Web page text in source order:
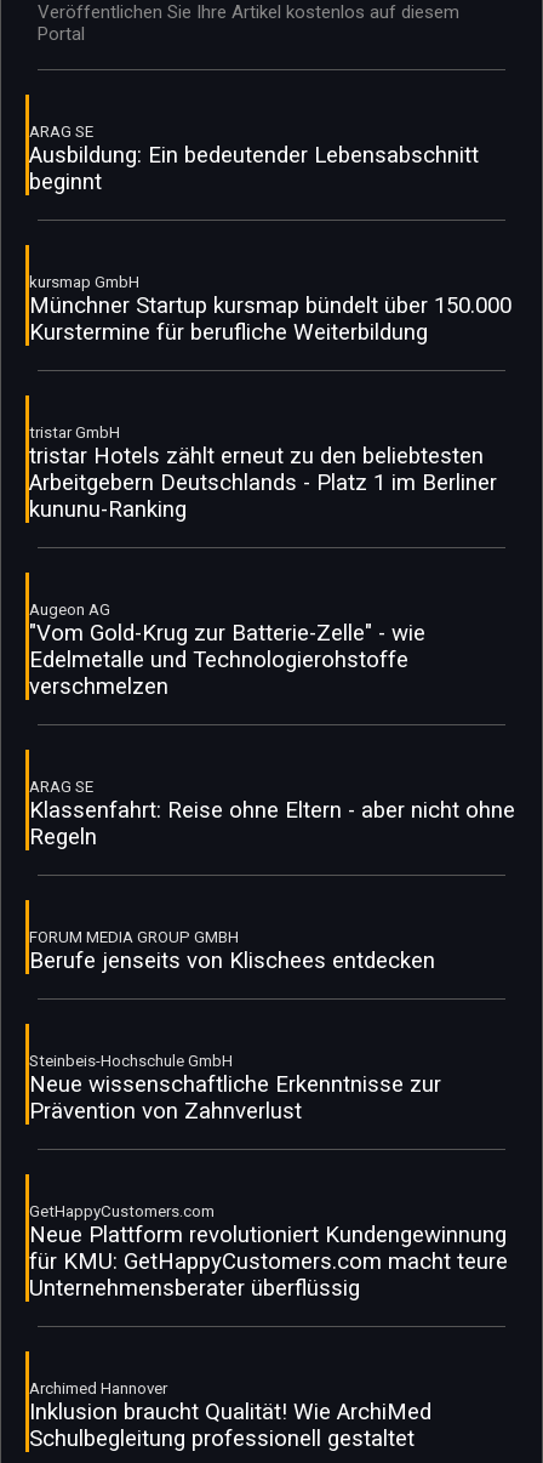
Veröffentlichen Sie Ihre Artikel kostenlos auf diesem
Portal
ARAG SE
Ausbildung: Ein bedeutender Lebensabschnitt
beginnt
kursmap GmbH
Münchner Startup kursmap bündelt über 150.000
Kurstermine für berufliche Weiterbildung
tristar GmbH
tristar Hotels zählt erneut zu den beliebtesten
Arbeitgebern Deutschlands - Platz 1 im Berliner
kununu-Ranking
Augeon AG
"Vom Gold-Krug zur Batterie-Zelle" - wie
Edelmetalle und Technologierohstoffe
verschmelzen
ARAG SE
Klassenfahrt: Reise ohne Eltern - aber nicht ohne
Regeln
FORUM MEDIA GROUP GMBH
Berufe jenseits von Klischees entdecken
Steinbeis-Hochschule GmbH
Neue wissenschaftliche Erkenntnisse zur
Prävention von Zahnverlust
GetHappyCustomers.com
Neue Plattform revolutioniert Kundengewinnung
für KMU: GetHappyCustomers.com macht teure
Unternehmensberater überflüssig
Archimed Hannover
Inklusion braucht Qualität! Wie ArchiMed
Schulbegleitung professionell gestaltet